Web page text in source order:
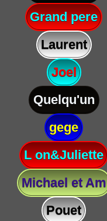
Grand pere
Laurent
Joel
Quelqu'un
gege
L on&Juliette
Michael et Am
Pouet